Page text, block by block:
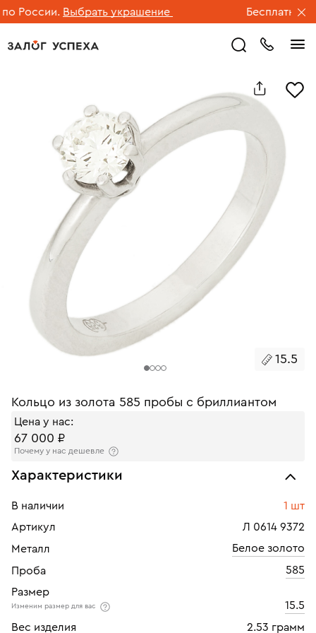
России. Выбрать украшение Бесплатная
15.5
Кольцо из золота 585 пробы с бриллиантом
Цена у нас:
67 000 ₽
Почему у нас дешевле
Характеристики
В наличии
1 шт
Артикул
Л 0614 9372
Металл
Белое золото
Проба
585
Размер
Изменим размер для вас
15.5
Вес изделия
2.53 грамм